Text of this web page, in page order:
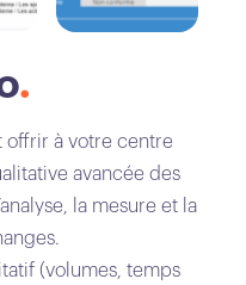
offrir à votre centre
avancée des
la mesure et la
(volumes, temps